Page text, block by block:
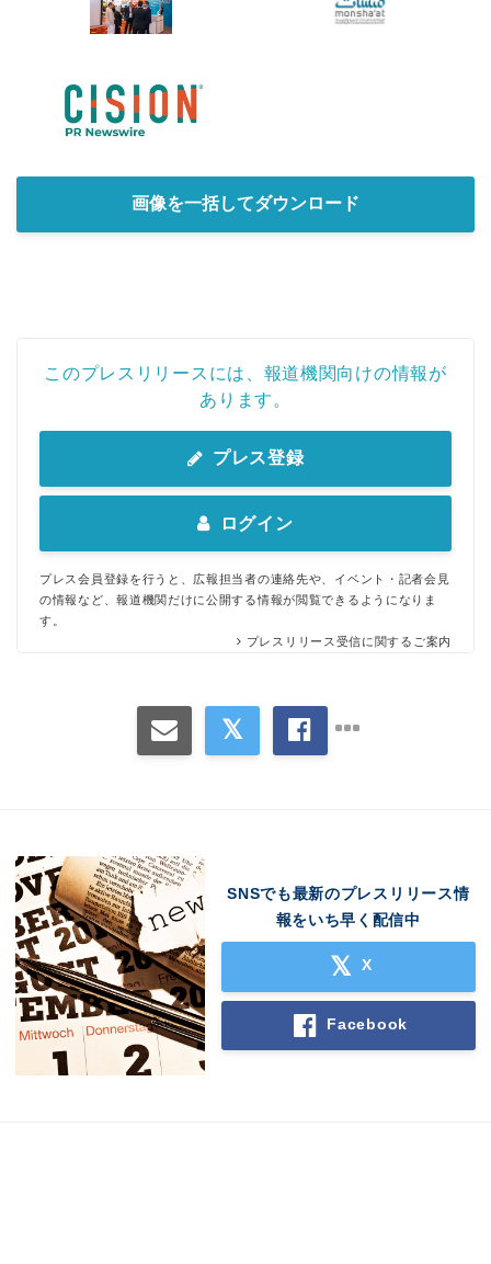
画像を一括してダウンロード
このプレスリリースには、報道機関向けの情報が
あります。
プレス登録
ログイン
プレス会員登録を行うと、広報担当者の連絡先や、イベント・記者会見
の情報など、報道機関だけに公開する情報が閲覧できるようになりま
す。
プレスリリース受信に関するご案内
SNSでも最新のプレスリリース情
報をいち早く配信中
X
Facebook